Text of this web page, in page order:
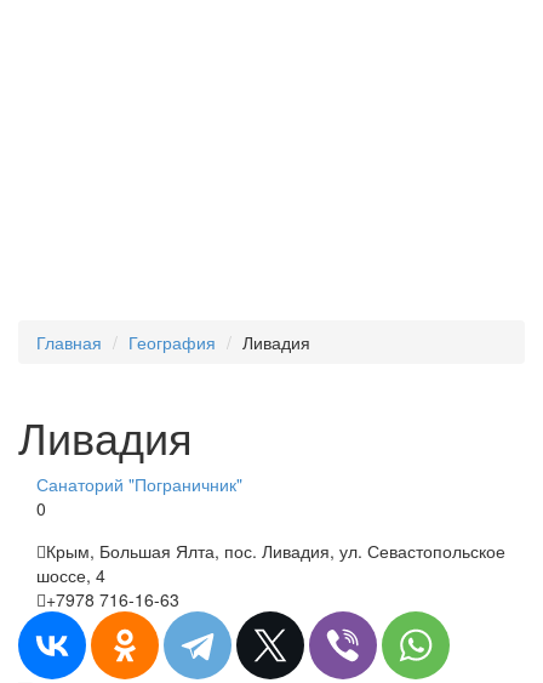
Главная География Ливадия
Ливадия
Санаторий "Пограничник"
0
Крым, Большая Ялта, пос. Ливадия, ул. Севастопольское
шоссе, 4
+7978 716-16-63